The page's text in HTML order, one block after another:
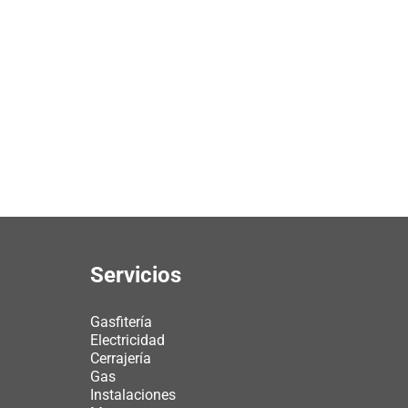
Servicios
Gasfitería
Electricidad
Cerrajería
Gas
Instalaciones